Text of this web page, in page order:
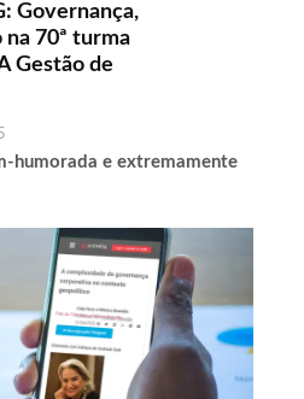
Governança,
na 70ª turma
Gestão de
humorada e extremamente